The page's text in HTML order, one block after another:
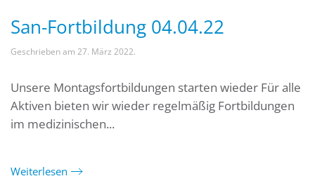
San-Fortbildung 04.04.22
Geschrieben am 27. März 2022.
Unsere Montagsfortbildungen starten wieder Für alle
Aktiven bieten wir wieder regelmäßig Fortbildungen
im medizinischen...
Weiterlesen